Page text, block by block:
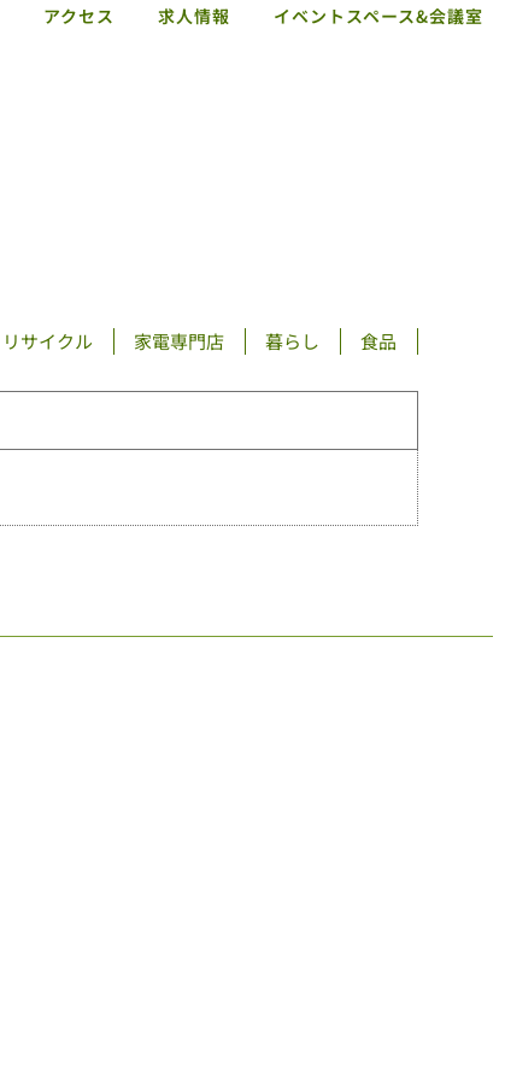
アクセス 求人情報 イベントスペース&会議室
リサイクル 家電専門店 暮らし 食品